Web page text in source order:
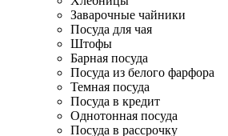
Заварочные чайники
Посуда для чая
Штофы
Барная посуда
Посуда из белого фарфора
Темная посуда
Посуда в кредит
Однотонная посуда
Посуда в рассрочку